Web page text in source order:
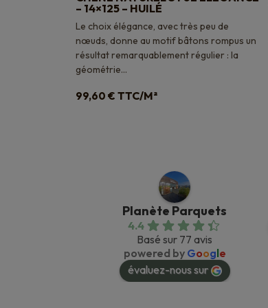
– 14×125 – HUILÉ
Le choix élégance, avec très peu de
nœuds, donne au motif bâtons rompus un
résultat remarquablement régulier : la
géométrie...
99,60 € TTC/M²
Planète Parquets
4.4
Basé sur 77 avis
powered by Google
évaluez-nous sur